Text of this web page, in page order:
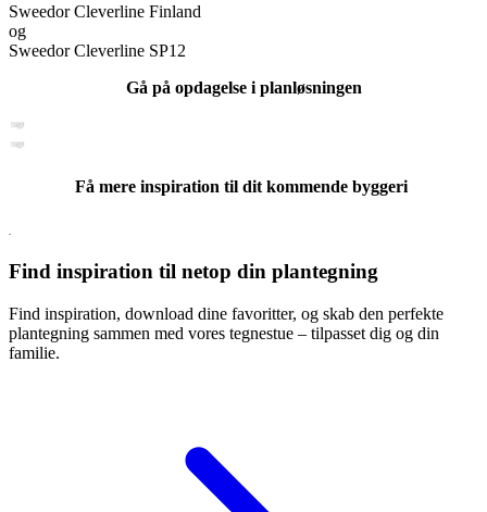
Sweedor Cleverline Finland
og
Sweedor Cleverline SP12
Gå på opdagelse i planløsningen
Få mere inspiration til dit kommende byggeri
Find inspiration til netop din plantegning
Find inspiration, download dine favoritter, og skab den perfekte
plantegning sammen med vores tegnestue – tilpasset dig og din
familie.